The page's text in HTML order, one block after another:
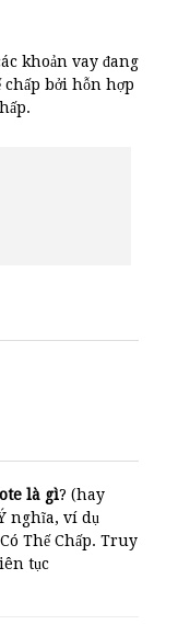
khoản vay đang
bởi hỗn hợp
là gì? (hay
nghĩa, ví dụ
Thế Chấp. Truy
tục